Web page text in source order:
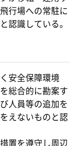
行場への常駐に
認識している。
安全保障環境
総合的に勘案す
人員等の追加を
えないものと認
置を遵守し周辺